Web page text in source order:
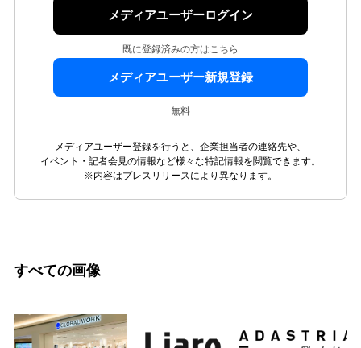
メディアユーザーログイン
既に登録済みの方はこちら
メディアユーザー新規登録
無料
メディアユーザー登録を行うと、企業担当者の連絡先や、
イベント・記者会見の情報など様々な特記情報を閲覧できます。
※内容はプレスリリースにより異なります。
すべての画像